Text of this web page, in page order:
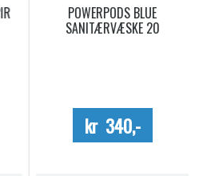
POWERPODS BLUE
SANITÆRVÆSKE 20
kr 340,-